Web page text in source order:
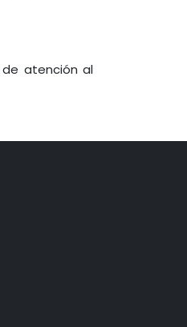
atención al